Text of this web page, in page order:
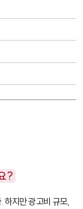
?
하지만 광고비 규모,